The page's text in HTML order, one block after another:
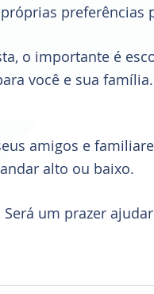
preferências
o importante é
você e sua família.
amigos e
alto ou baixo.
um prazer